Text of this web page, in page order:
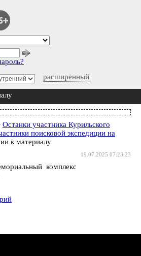
расширенный
Останки участника Курильского
поисковой экспедиции на
к материалу
19.07.2025 07:23:23
комплекс